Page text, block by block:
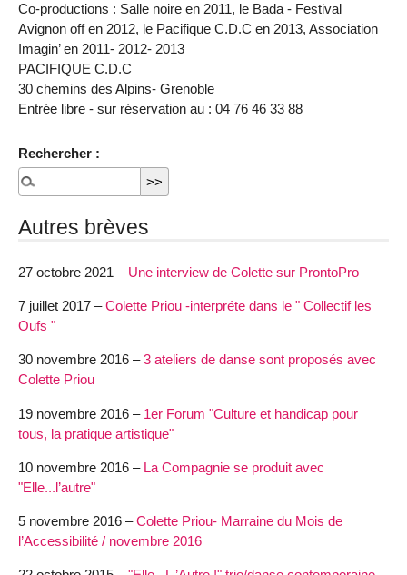
Co-productions : Salle noire en 2011, le Bada - Festival
Avignon off en 2012, le Pacifique C.D.C en 2013, Association
Imagin’ en 2011- 2012- 2013
PACIFIQUE C.D.C
30 chemins des Alpins- Grenoble
Entrée libre - sur réservation au : 04 76 46 33 88
Rechercher :
Autres brèves
27 octobre 2021 – Une interview de Colette sur ProntoPro
7 juillet 2017 –Colette Priou -interpréte dans le " Collectif les
Oufs "
30 novembre 2016 –3 ateliers de danse sont proposés avec
Colette Priou
19 novembre 2016 – 1er Forum "Culture et handicap pour
tous, la pratique artistique"
10 novembre 2016 – La Compagnie se produit avec
"Elle...l’autre"
5 novembre 2016 –Colette Priou- Marraine du Mois de
l’Accessibilité / novembre 2016